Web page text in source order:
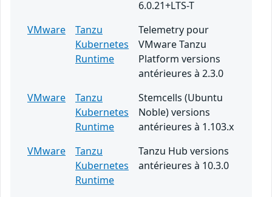
6.0.21+LTS-T
VMware
Tanzu
Kubernetes
Runtime
Telemetry pour
VMware Tanzu
Platform versions
antérieures à 2.3.0
VMware
Tanzu
Kubernetes
Runtime
Stemcells (Ubuntu
Noble) versions
antérieures à 1.103.x
VMware
Tanzu
Kubernetes
Runtime
Tanzu Hub versions
antérieures à 10.3.0